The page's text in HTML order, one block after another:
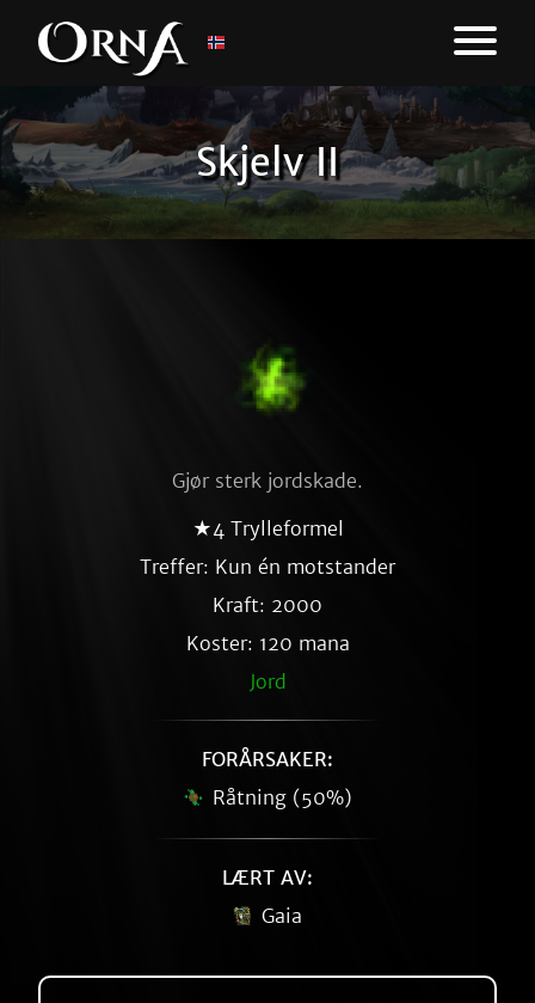
Skjelv II
Gjør sterk jordskade.
★4 Trylleformel
Treffer: Kun én motstander
Kraft: 2000
Koster: 120 mana
Jord
FORÅRSAKER:
Råtning (50%)
LÆRT AV:
Gaia